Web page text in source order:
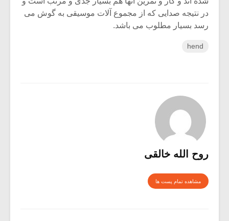
در نتیجه صدایی که از مجموع آلات موسیقی به گوش می
رسد بسیار مطلوب می باشد.
hend
روح الله خالقی
مشاهده تمام پست ها